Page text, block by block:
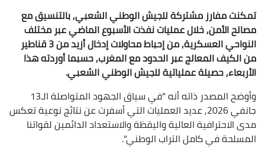
تمكنت مفارز مشتركة للجيش الوطني الشعبي, بالتنسيق مع
مصالح الأمن, خلال عمليات نفذت الأسبوع الماضي عبر مختلف
النواحي العسكرية, من إحباط محاولات إدخال أزيد من 3 قناطير
من الكيف المعالج عبر الحدود مع المغرب, حسبما أوردته هذا
الأربعاء, حصيلة عملياتية للجيش الوطني الشعبي.
وأوضح المصدر ذاته أنه "في سياق الجهود المتواصلة الـ13
جانفي 2026, عديد العمليات التي أسفرت عن نتائج نوعية تعكس
مدى الاحترافية العالية واليقظة والاستعداد الدائمين لقواتنا
المسلحة في كامل التراب الوطني".